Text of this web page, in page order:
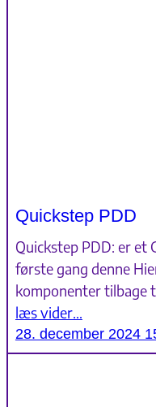
Quickstep PDD
Quickstep PDD: er
første gang denne
komponenter tilbage
læs vider…
28. december 2024